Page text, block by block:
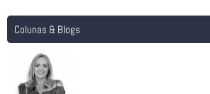
Colunas & Blogs